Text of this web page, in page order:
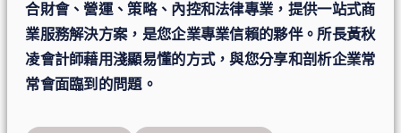
合財會、營運、策略、內控和法律專業，提供一站式商
業服務解決方案，是您企業專業信賴的夥伴。所長黃秋
凌會計師藉用淺顯易懂的方式，與您分享和剖析企業常
常會面臨到的問題。